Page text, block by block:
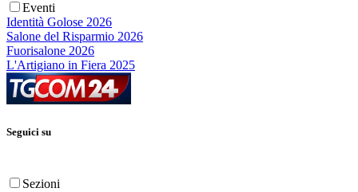
Eventi
Identità Golose 2026
Salone del Risparmio 2026
Fuorisalone 2026
L'Artigiano in Fiera 2025
Seguici su
Sezioni